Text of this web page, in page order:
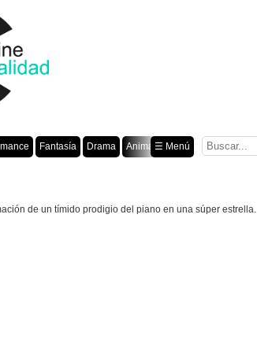
Fantasía Drama
Animación☰ Menú
de un tímido prodigio del piano en una súper estrella.